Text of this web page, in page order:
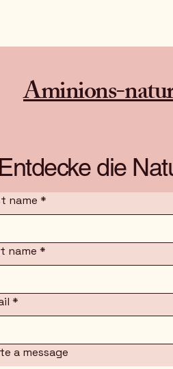
Aminions-
Entdecke die
name *
name *
*
a message